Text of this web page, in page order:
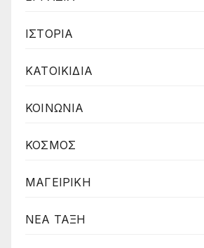
ΙΣΤΟΡΙΑ
ΚΑΤΟΙΚΙΔΙΑ
ΚΟΙΝΩΝΙΑ
ΚΟΣΜΟΣ
ΜΑΓΕΙΡΙΚΗ
ΝΕΑ ΤΑΞΗ